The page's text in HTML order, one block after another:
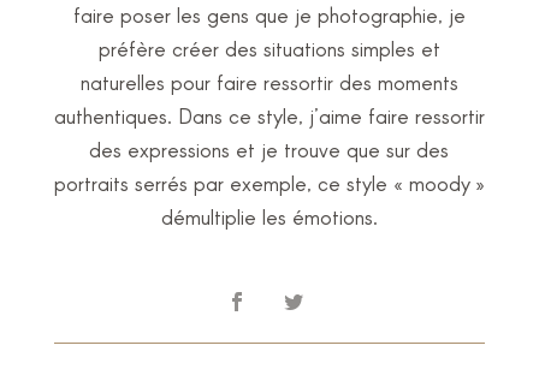
faire poser les gens que je photographie, je
préfère créer des situations simples et
naturelles pour faire ressortir des moments
authentiques. Dans ce style, j’aime faire ressortir
des expressions et je trouve que sur des
portraits serrés par exemple, ce style « moody »
démultiplie les émotions.